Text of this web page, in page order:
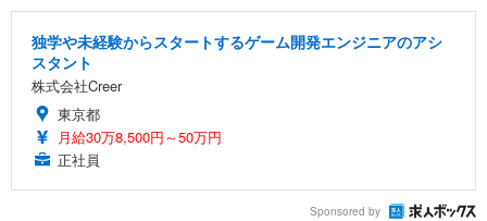
独学や未経験からスタートするゲーム開発エンジニアのアシ
スタント
株式会社Creer
東京都
月給30万8,500円～50万円
正社員
Sponsored by